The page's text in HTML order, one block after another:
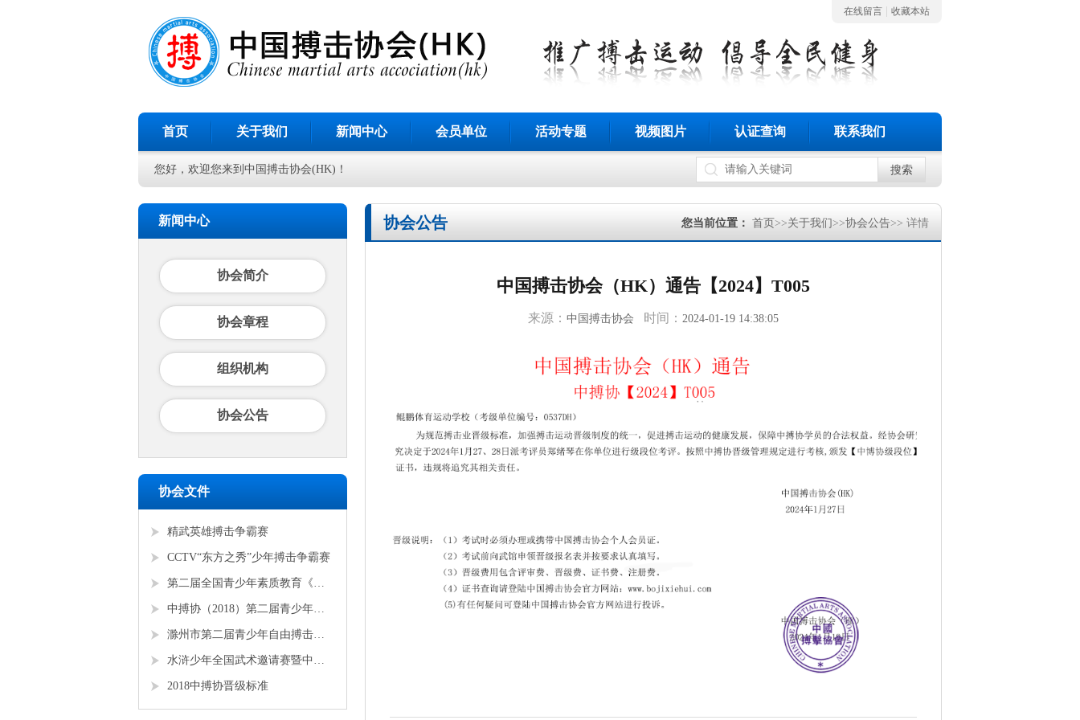
在线留言 收藏本站
首页 关于我们 新闻中心 会员单位 活动专题 视频图片 认证查询 联系我们
您好，欢迎您来到中国搏击协会(HK)！ 搜索
新闻中心
协会简介
协会章程
组织机构
协会公告
协会文件
精武英雄搏击争霸赛
CCTV“东方之秀”少年搏击争霸赛
第二届全国青少年素质教育《勇者争锋》搏击锦标赛
中搏协（2018）第二届青少年锦标赛
滁州市第二届青少年自由搏击全国邀请赛
水浒少年全国武术邀请赛暨中搏协青少年搏击锦标赛
2018中搏协晋级标准
协会公告 您当前位置： 首页 >>关于我们>>协会公告>> 详情
中国搏击协会（HK）通告【2024】T005
来源： 中国搏击协会 时间： 2024-01-19 14:38:05